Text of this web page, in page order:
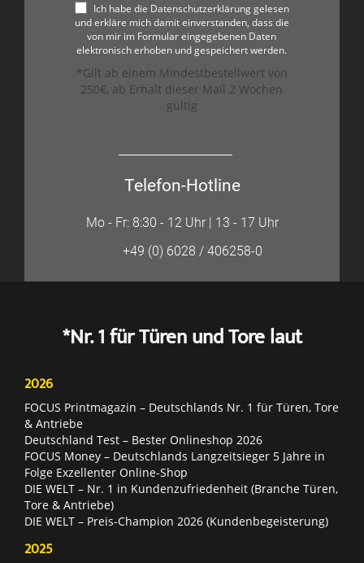
Ich habe die Datenschutzerklärung gelesen
und erkläre mich damit einverstanden, dass die
von mir im Formular eingegebenen Daten
elektronisch erhoben und gespeichert werden.
*Gilt ab einem Mindestbestellwert von
250€, ab Erhalt dieser Mail 2 Wochen
gültig
Telefon-Hotline
Mo - Fr: 8:30 - 12 Uhr | 13 - 17 Uhr
+49 (0) 6028 / 406258-0
*Nr. 1 für Türen und Tore laut
2026
FOCUS Printmagazin – Deutschlands Nr. 1 für Türen, Tore
& Antriebe
Deutschland Test – Bester Onlineshop 2026
FOCUS Money – Deutschlands Langzeitsieger 5 Jahre in
Folge Exzellenter Online-Shop
DIE WELT – Nr. 1 in Kundenzufriedenheit (Branche Türen,
Tore & Antriebe)
DIE WELT – Preis-Champion 2026 (Kundenbegeisterung)
2025